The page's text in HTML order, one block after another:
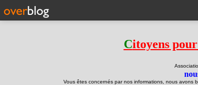
Citoyens
Vous êtes concernés par nos informations, nous avons